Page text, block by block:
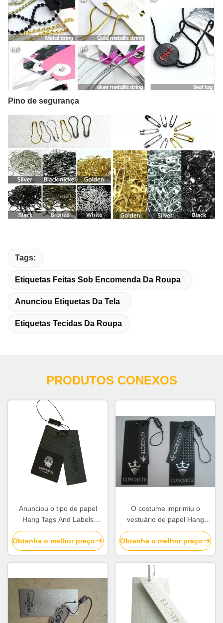
Pino de segurança
Tags:
Etiquetas Feitas Sob Encomenda Da Roupa
Anunciou Etiquetas Da Tela
Etiquetas Tecidas Da Roupa
PRODUTOS CONEXOS
Anunciou o tipo de papel
Hang Tags And Labels
Perforated que da roupa o
vestuário etiqueta imprimir
Obtenha o melhor preço
O costume imprimiu o
vestuário de papel Hang
Tags Matt Lamination Spot
que o nome UV etiqueta
para a roupa
Obtenha o melhor preço